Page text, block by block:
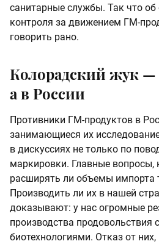
санитарные службы. Так что об
контроля за движением ГМ-
говорить рано.
Колорадский жук —
а в России
Противники ГМ-продуктов в
занимающиеся их
в дискуссиях не только по
маркировки. Главные вопросы,
расширять ли объемы импорта
Производить ли их в нашей
доказывают: у нас огромные
производства продовольствия
биотехнологиями. Отказ от